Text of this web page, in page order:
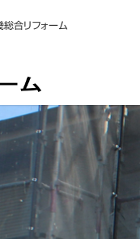
総合リフォーム